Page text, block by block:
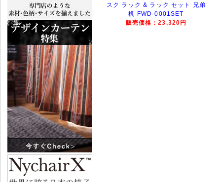
スク ラック & ラック セット 兄弟
机 FWD-0001SET
販売価格：23,320円